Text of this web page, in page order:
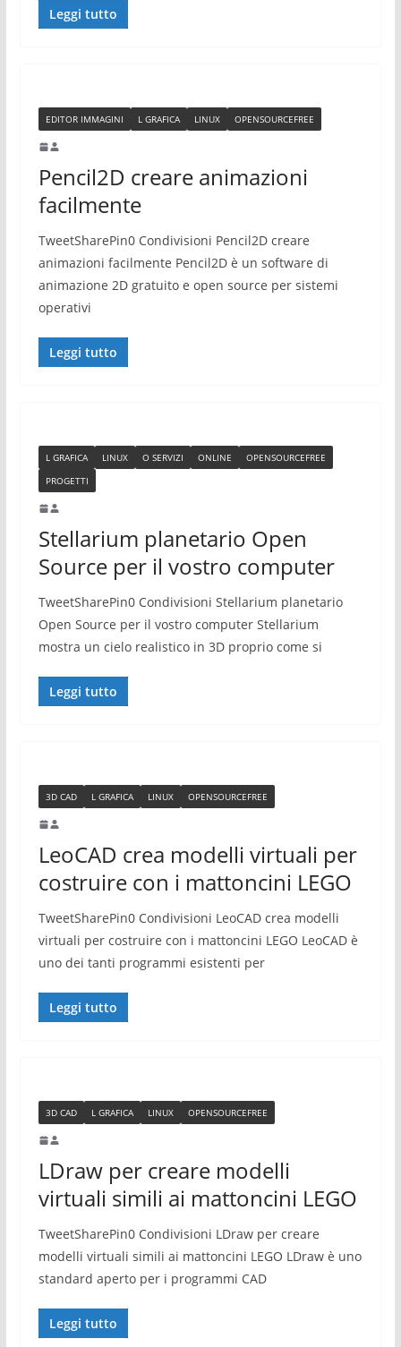
Leggi tutto
EDITOR IMMAGINI L GRAFICA LINUX OPENSOURCEFREE
Pencil2D creare animazioni
facilmente
TweetSharePin0 Condivisioni Pencil2D creare
animazioni facilmente Pencil2D è un software di
animazione 2D gratuito e open source per sistemi
operativi
Leggi tutto
L GRAFICA LINUX O SERVIZI ONLINE
OPENSOURCEFREE
PROGETTI
Stellarium planetario Open
Source per il vostro computer
TweetSharePin0 Condivisioni Stellarium planetario
Open Source per il vostro computer Stellarium
mostra un cielo realistico in 3D proprio come si
Leggi tutto
3D CAD L GRAFICA LINUX OPENSOURCEFREE
LeoCAD crea modelli virtuali per
costruire con i mattoncini LEGO
TweetSharePin0 Condivisioni LeoCAD crea modelli
virtuali per costruire con i mattoncini LEGO LeoCAD è
uno dei tanti programmi esistenti per
Leggi tutto
3D CAD L GRAFICA LINUX OPENSOURCEFREE
LDraw per creare modelli
virtuali simili ai mattoncini LEGO
TweetSharePin0 Condivisioni LDraw per creare
modelli virtuali simili ai mattoncini LEGO LDraw è uno
standard aperto per i programmi CAD
Leggi tutto